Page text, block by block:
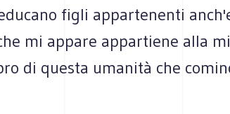
figli appartenenti
mi appare appartiene alla
di questa umanità che